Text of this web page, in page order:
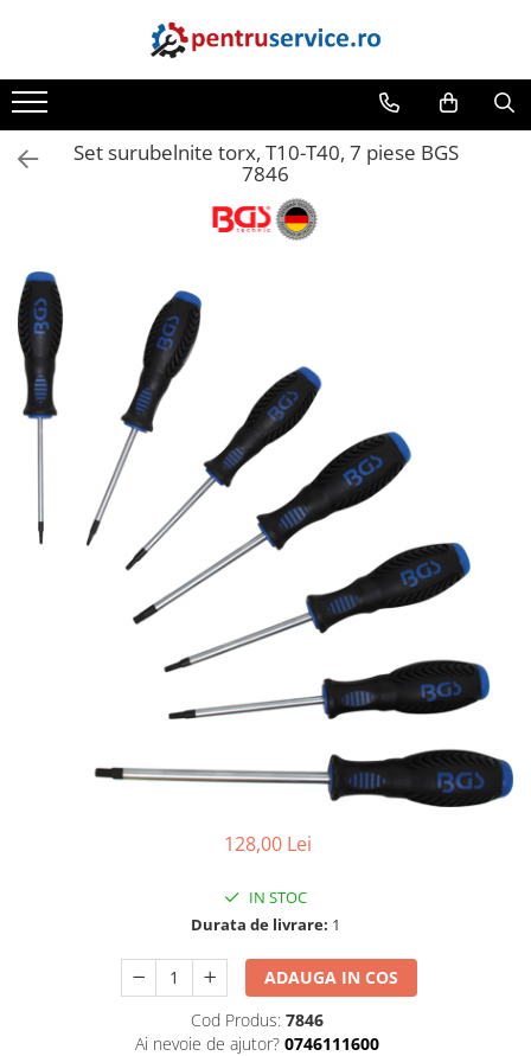
Toate Produsele
Scule Speciale
Scule pentru Motociclete
Scule speciale pentru electrice
Extractoare, Injectoare, Rulmenti
Tinichigerie, Caroserie
Sistem de racire, incalzire, aer
conditionat
Unelte de Motor si accesorii
Scule Speciale pentru atelier
Schimb Ulei
Dispozitiv de testare
Dispozitive pentru anvelope
Set surubelnite torx, T10-T40, 7 piese BGS
7846
128,00 Lei
IN STOC
Durata de livrare: 1
ADAUGA IN COS
Cod Produs: 7846
Ai nevoie de ajutor? 0746111600